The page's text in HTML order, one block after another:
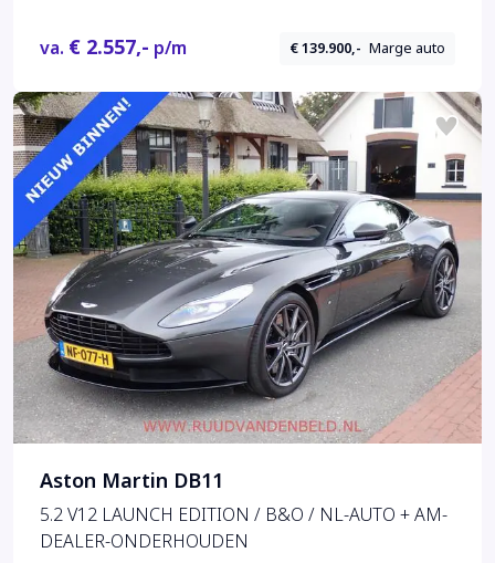
va. € 2.557,- p/m € 139.900,- Marge auto
Aston Martin DB11
5.2 V12 LAUNCH EDITION / B&O / NL-AUTO + AM-
DEALER-ONDERHOUDEN